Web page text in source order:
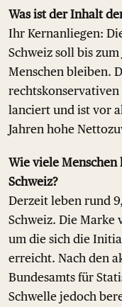
Was ist der Inhalt
Ihr Kernanliegen:
Schweiz soll bis
Menschen bleiben.
rechtskonservativen
lanciert und ist vor
Jahren hohe
Wie viele
Schweiz?
Derzeit leben rund
Schweiz. Die
um die sich die
erreicht. Nach den
Bundesamts für
Schwelle jedoch